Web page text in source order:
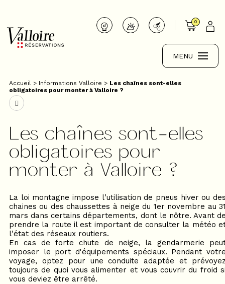
0
MENU
Accueil > Informations Valloire > Les chaînes sont-elles
obligatoires pour monter à Valloire ?
Les chaînes sont-elles
obligatoires pour
monter à Valloire ?
La loi montagne impose l’utilisation de pneus hiver ou
chaines ou des chaussettes à neige du 1er novembre au
mars dans certains départements, dont le nôtre. Avant
prendre la route il est important de consulter la météo
l'état des réseaux routiers.
En cas de forte chute de neige, la gendarmerie
imposer le port d'équipements spéciaux. Pendant
voyage, optez pour une conduite adaptée et
toujours de quoi vous alimenter et vous couvrir du froid
vous deviez être arrêté.